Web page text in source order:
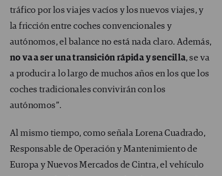
tráfico por los viajes vacíos y los nuevos viajes, y
la fricción entre coches convencionales y
autónomos, el balance no está nada claro. Además,
no va a ser una transición rápida y sencilla, se va
a producir a lo largo de muchos años en los que los
coches tradicionales convivirán con los
autónomos”.
Al mismo tiempo, como señala Lorena Cuadrado,
Responsable de Operación y Mantenimiento de
Europa y Nuevos Mercados de Cintra, el vehículo